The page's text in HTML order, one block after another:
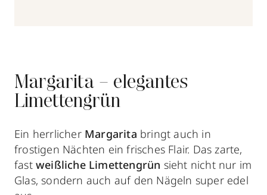
Margarita – elegantes
Limettengrün
Ein herrlicher Margarita bringt auch in
frostigen Nächten ein frisches Flair. Das zarte,
fast weißliche Limettengrün sieht nicht nur im
Glas, sondern auch auf den Nägeln super edel